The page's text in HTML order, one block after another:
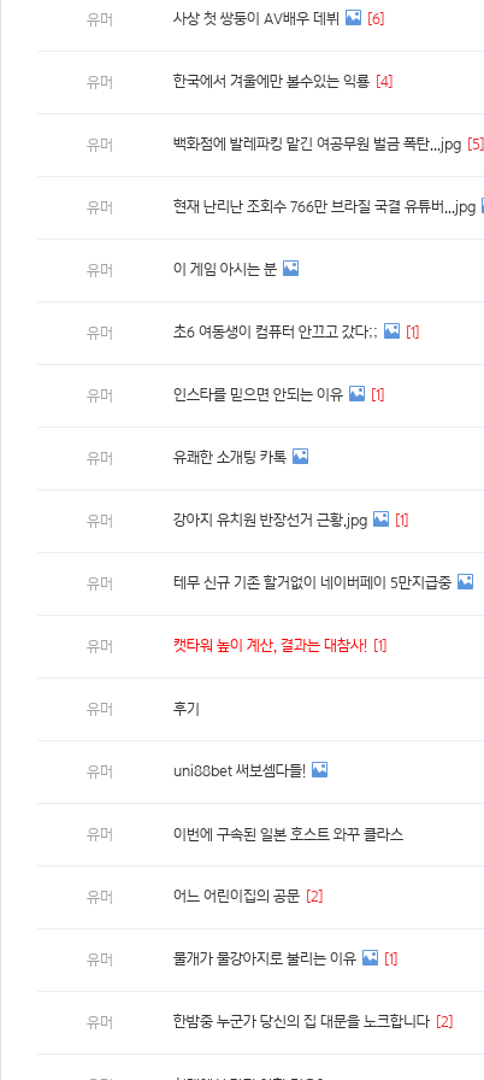
유머 사상 첫 쌍둥이 AV배우 데뷔 [6]
유머 한국에서 겨울에만 볼수있는 익룡 [4]
유머 백화점에 발레파킹 맡긴 여공무원 벌금 폭탄...jpg [5]
유머 현재 난리난 조회수 766만 브라질 국결 유튜버...jpg
유머 이 게임 아시는 분
유머 초6 여동생이 컴퓨터 안끄고 갔다;; [1]
유머 인스타를 믿으면 안되는 이유 [1]
유머 유쾌한 소개팅 카톡
유머 강아지 유치원 반장선거 근황.jpg [1]
유머 테무 신규 기존 할거없이 네이버페이 5만지급중
유머 캣타워 높이 계산, 결과는 대참사! [1]
유머 후기
유머 uni88bet 써보셈다들!
유머 이번에 구속된 일본 호스트 와꾸 클라스
유머 어느 어린이집의 공문 [2]
유머 물개가 물강아지로 불리는 이유 [1]
유머 한밤중 누군가 당신의 집 대문을 노크합니다 [2]